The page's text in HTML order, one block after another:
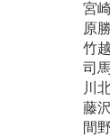
宮
原
竹
司
川
藤
間